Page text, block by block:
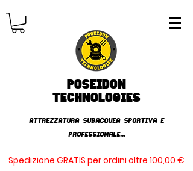
Poseidon
TECHNOLOGIES
AttrezzaturA subacqueA SPORTIVA E
PROFESSIONALE...
Spedizione GRATIS per ordini oltre 100,00 €